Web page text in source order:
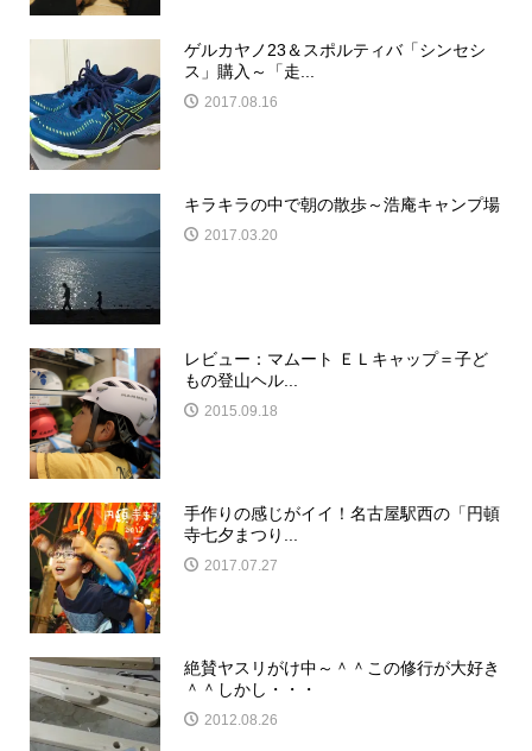
ゲルカヤノ23＆スポルティバ「シンセシ
ス」購入～「走...
2017.08.16
キラキラの中で朝の散歩～浩庵キャンプ場
2017.03.20
レビュー：マムート ＥＬキャップ＝子ど
もの登山ヘル...
2015.09.18
手作りの感じがイイ！名古屋駅西の「円頓
寺七夕まつり...
2017.07.27
絶賛ヤスリがけ中～＾＾この修行が大好き
＾＾しかし・・・
2012.08.26